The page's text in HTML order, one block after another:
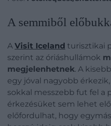
A semmiből
A Visit Iceland turisztikai
szerint az óriáshullámok
megjelenhetnek. A
egy jóval nagyobb
sokkal messzebb fut fel a
érkezésüket sem lehet
előfordulhat, hogy